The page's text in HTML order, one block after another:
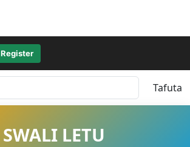
Register
Tafuta
SWALI LETU